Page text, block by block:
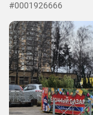
#0001926666